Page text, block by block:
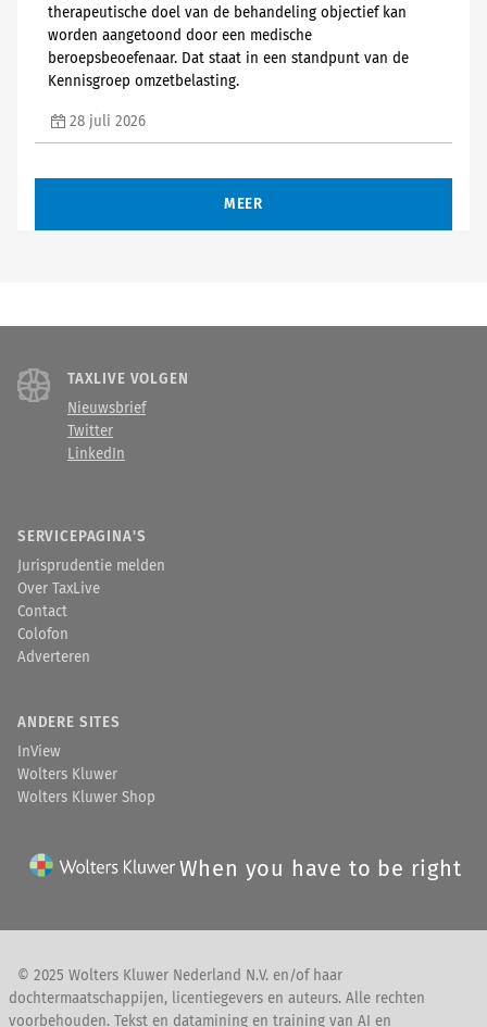
therapeutische doel van de behandeling objectief kan
worden aangetoond door een medische
beroepsbeoefenaar. Dat staat in een standpunt van de
Kennisgroep omzetbelasting.
28 juli 2026
MEER
TAXLIVE VOLGEN
Nieuwsbrief
Twitter
LinkedIn
SERVICEPAGINA'S
Jurisprudentie melden
Over TaxLive
Contact
Colofon
Adverteren
ANDERE SITES
InView
Wolters Kluwer
Wolters Kluwer Shop
When you have to be right
© 2025 Wolters Kluwer Nederland N.V. en/of haar
dochtermaatschappijen, licentiegevers en auteurs. Alle rechten
voorbehouden. Tekst en datamining en training van AI en